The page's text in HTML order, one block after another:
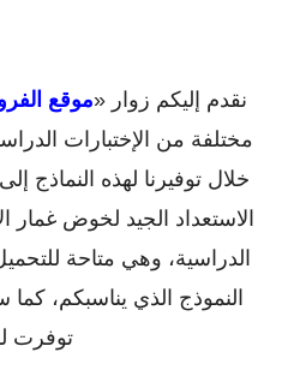
نقدم إليكم زوار «موقع
مختلفة من الإختبارات
خلال توفيرنا لهذه النماذج
الاستعداد الجيد لخوض غمار
الدراسية، وهي متاحة
النموذج الذي يناسبكم،
توفرت